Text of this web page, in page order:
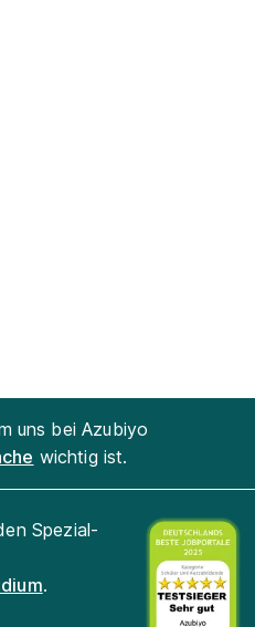
uns bei Azubiyo
wichtig ist.
Spezial-
.